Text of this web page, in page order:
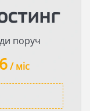
поруч
/ міс